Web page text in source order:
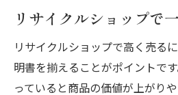
リサイクルショップで
リサイクルショップで高く売る
明書を揃えることがポイントで
っていると商品の価値が上がり